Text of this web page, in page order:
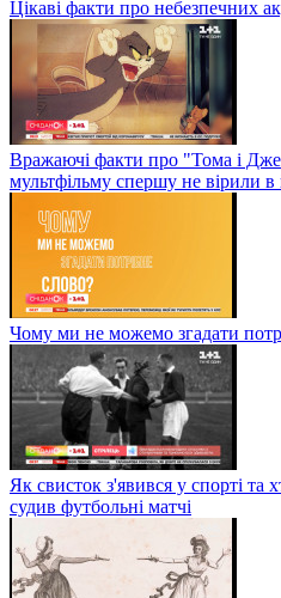
Цікаві факти про небезпечних
Вражаючі факти про "Тома і
мультфільму спершу не вірили в
Чому ми не можемо згадати
Як свисток з'явився у спорті та
судив футбольні матчі